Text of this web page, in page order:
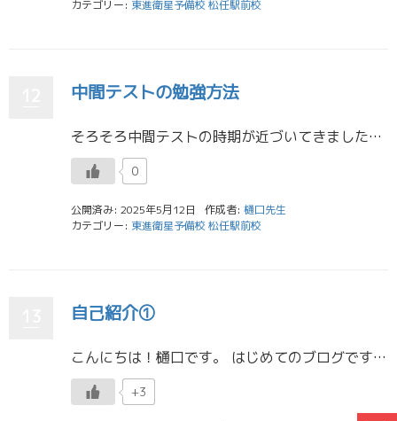
カテゴリー: 東進衛星予備校 松任駅前校
中間テストの勉強方法
そろそろ中間テストの時期が近づいてきましたね！今回は私が高校時代に定期テストの勉強方法について紹介したいと思います。数学は学校から配られた参考書（サクシード）を解き、間違えたところだけを２回目に解き、３回目にもう一度全体 […]
0
公開済み: 2025年5月12日 作成者: 樋口先生
カテゴリー: 東進衛星予備校 松任駅前校
自己紹介①
こんにちは！樋口です。 はじめてのブログです。 金沢大学 理工学域 物質化学類の１年生です。 食べることが好きなのでおすすめのお店があったら教えてください！ たくさん話しかけてくれると嬉しいです！よろしくお願いします！ […]
+3